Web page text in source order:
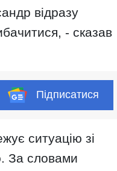
відразу
- сказав
Підписатися
ситуацію зі
За словами